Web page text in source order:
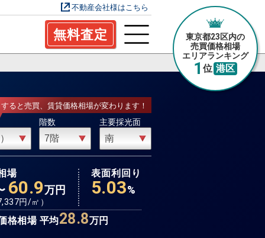
不動産会社様はこちら
無料査定
東京都23区内の
売買価格相場
エリアランキング
1 位 港区
ると売買、賃貸価格相場が変わります！
階数 主要採光面
場
60.9万円
円/㎡）
表面利回り
5.03%
格相場 平均28.8万円